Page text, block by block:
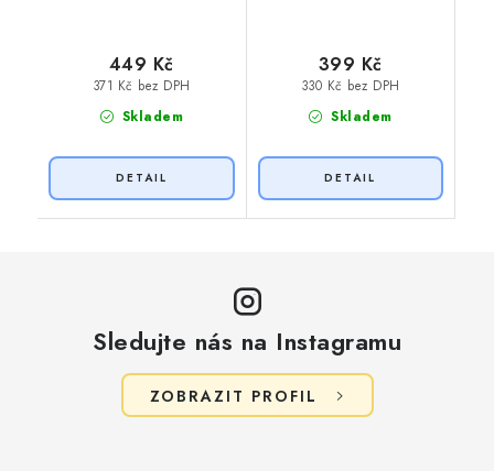
Skladem
371 Kč bez DPH
449 Kč
Skladem
330 Kč bez DPH
399 Kč
Sledujte nás na Instagramu
ZOBRAZIT PROFIL